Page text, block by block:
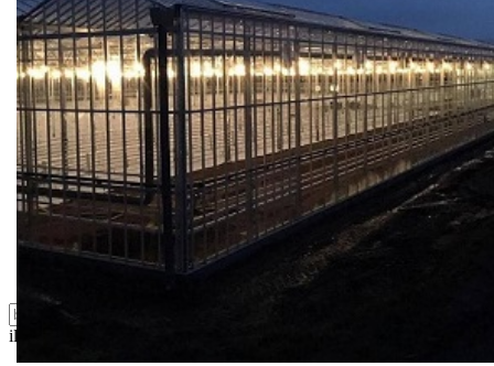
Dezinfekcija
Feromoni i klopke
Folije i agrotekstili
Oprema i instrumenti
Semena povrća
Sredstva za ishranu biljaka
Sredstva za zaštitu biljaka
Supstrati
Zaštita ... u 10 litara
ili probajte naprednu: